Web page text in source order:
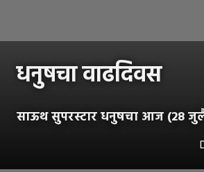
धनुषचा वाढदिवस
साऊथ सुपरस्टार धनुषचा आज (28